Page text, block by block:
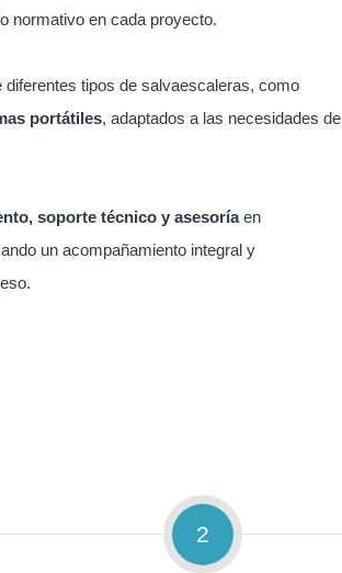
normativo en cada proyecto.
tipos de salvaescaleras, como
portátiles, adaptados a las necesidades de
soporte técnico y asesoríaen
un acompañamiento integral y
2